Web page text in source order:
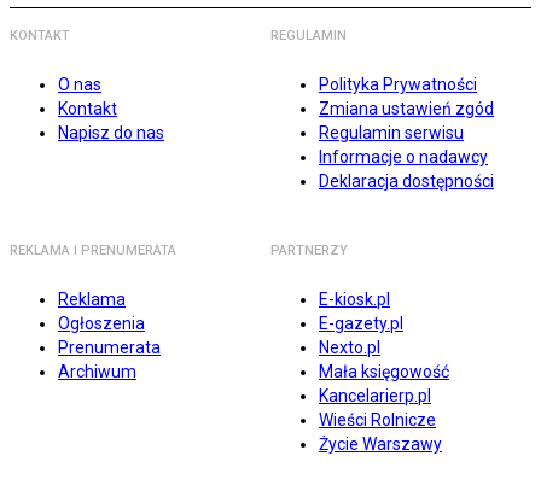
KONTAKT
O nas
Kontakt
Napisz do nas
REGULAMIN
Polityka Prywatności
Zmiana ustawień zgód
Regulamin serwisu
Informacje o nadawcy
Deklaracja dostępności
REKLAMA I PRENUMERATA
Reklama
Ogłoszenia
Prenumerata
Archiwum
PARTNERZY
E-kiosk.pl
E-gazety.pl
Nexto.pl
Mała księgowość
Kancelarierp.pl
Wieści Rolnicze
Życie Warszawy